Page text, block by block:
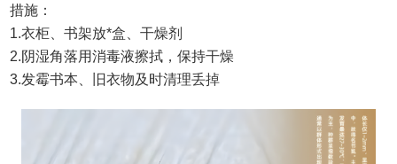
措施：
1.衣柜、书架放*盒、干燥剂
2.阴湿角落用消毒液擦拭，保持干燥
3.发霉书本、旧衣物及时清理丢掉